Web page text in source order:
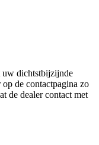
uw dichtstbijzijnde
de contactpagina zo
de dealer contact met